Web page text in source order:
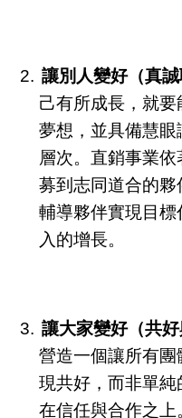
讓別人變好（真誠
己有所成長，就
夢想，並具備慧
層次。直銷事業
募到志同道合的夥
輔導夥伴實現目
入的增長。
讓大家變好（共好
營造一個讓所有
現共好，而非單
在信任與合作之